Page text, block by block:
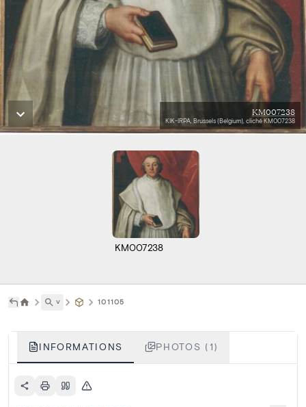
KM007238
KIK-IRPA, Brussels (Belgium), cliché KM007238
KM007238
˅ 101105
INFORMATIONS PHOTOS (1)